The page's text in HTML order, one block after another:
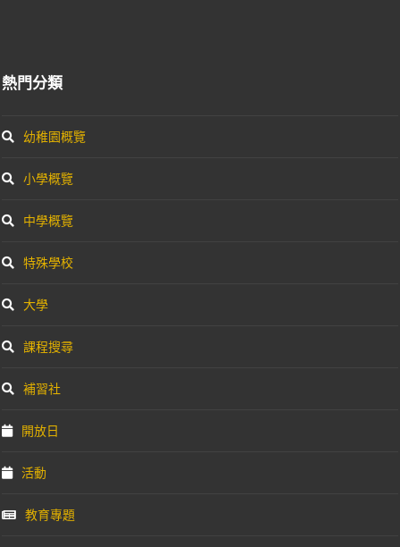
熱門分類
幼稚園概覽
小學概覽
中學概覽
特殊學校
大學
課程搜尋
補習社
開放日
活動
教育專題